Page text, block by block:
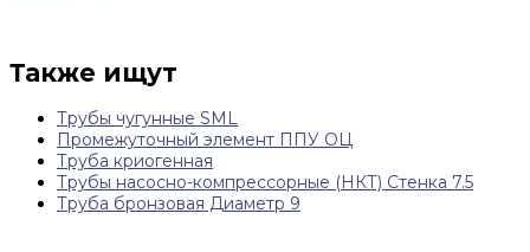
Также ищут
Трубы чугунные SML
Промежуточный элемент ППУ ОЦ
Труба криогенная
Трубы насосно-компрессорные (НКТ) Стенка 7.5
Труба бронзовая Диаметр 9